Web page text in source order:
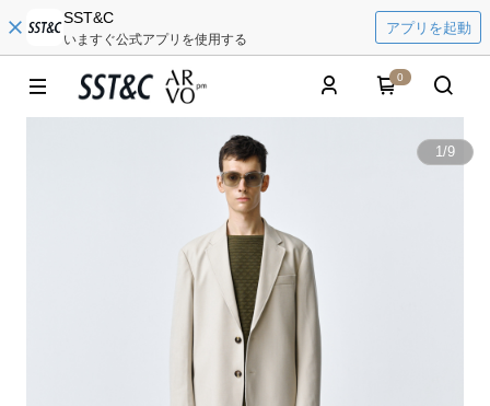
SST&C
いますぐ公式アプリを使用する
アプリを起動
0
1/9